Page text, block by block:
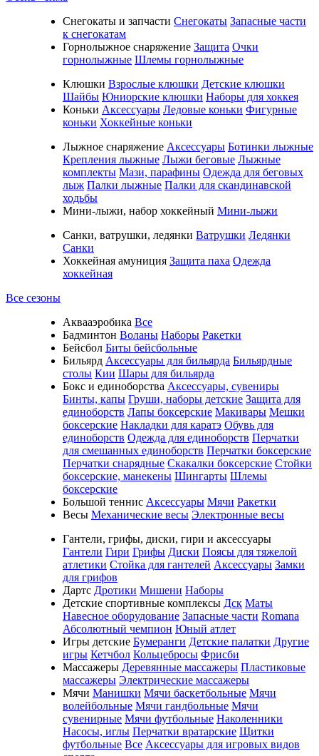
Cнегокаты и запчасти Снегокаты Запасные части
к снегокатам
Горнолыжное снаряжение Защита Очки
горнолыжные Шлемы горнолыжные
Клюшки Взрослые клюшки Детские клюшки
Шайбы Юниорские клюшки Наборы для хоккея
Коньки Аксессуары Ледовые коньки Фигурные
коньки Хоккейные коньки
Лыжное снаряжение Аксессуары Ботинки лыжные
Крепления лыжные Лыжи беговые Лыжные
комплекты Мази, парафины Одежда для беговых
лыж Палки лыжные Палки для скандинавской
ходьбы
Мини-лыжи, набор хоккейный Мини-лыжи
Санки, ватрушки, ледянки Ватрушки Ледянки
Санки
Хоккейная амуниция Защита паха Одежда
хоккейная
Все сезоны
Аквааэробика Все
Бадминтон Воланы Наборы Ракетки
Бейсбол Биты бейсбольные
Бильярд Аксессуары для бильярда Бильярдные
столы Кии Шары для бильярда
Бокс и единоборства Аксессуары, сувениры
Бинты, капы Груши, наборы детские Защита для
единоборств Лапы боксерские Макивары Мешки
боксерские Накладки для каратэ Обувь для
единоборств Одежда для единоборств Перчатки
для смешанных единоборств Перчатки боксерские
Перчатки снарядные Скакалки боксерские Стойки
боксерские, манекены Шингарты Шлемы
боксерские
Большой теннис Аксессуары Мячи Ракетки
Весы Механические весы Электронные весы
Гантели, грифы, диски, гири и аксессуары
Гантели Гири Грифы Диски Поясы для тяжелой
атлетики Стойка для гантелей Аксессуары Замки
для грифов
Дартс Дротики Мишени Наборы
Детские спортивные комплексы Дск Маты
Навесное оборудование Запасные части Romana
Абсолютный чемпион Юный атлет
Игры детские Бумеранги Детские палатки Другие
игры Кетчбол Кольцебросы Фрисби
Массажеры Деревянные массажеры Пластиковые
массажеры Электрические массажеры
Мячи Манишки Мячи баскетбольные Мячи
волейбольные Мячи гандбольные Мячи
сувенирные Мячи футбольные Наколенники
Насосы, иглы Перчатки вратарские Щитки
футбольные Все Аксессуары для игровых видов